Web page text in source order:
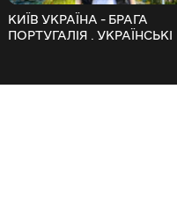
КИЇВ УКРАЇНА - БРАГА
ПОРТУГАЛІЯ . УКРАЇНСЬКІ